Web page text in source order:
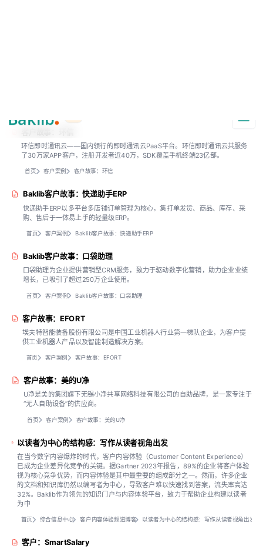
环信即时通讯云——国内领行的即时通讯云PaaS平台。环信即时通讯云共服务
了30万家APP客户，注册开发者近40万，SDK覆盖手机终端23亿部。
首页 客户案例 客户故事：环信
Baklib客户故事：快递助手ERP
快递助手ERP以多平台多店铺订单管理为核心，集打单发货、商品、库存、采
购、售后于一体易上手的轻量级ERP。
首页 客户案例 Baklib客户故事：快递助手ERP
Baklib客户故事：口袋助理
口袋助理为企业提供营销型CRM服务，致力于驱动数字化营销，助力企业业绩
增长，已吸引了超过250万企业使用。
首页 客户案例 Baklib客户故事：口袋助理
客户故事：EFORT
埃夫特智能装备股份有限公司是中国工业机器人行业第一梯队企业，为客户提
供工业机器人产品以及智能制造解决方案。
首页 客户案例 客户故事：EFORT
客户故事：美的U净
U净是美的集团旗下无锡小净共享网络科技有限公司的自助品牌，是一家专注于
“无人自助设备”的供应商。
首页 客户案例 客户故事：美的U净
以读者为中心的结构感：写作从读者视角出发
在当今数字内容爆炸的时代，客户内容体验（Customer Content Experience）
已成为企业差异化竞争的关键。据Gartner 2023年报告，89%的企业将客户体验
视为核心竞争优势，而内容体验是其中最重要的组成部分之一。然而，许多企业
的文档和知识库仍然以编写者为中心，导致客户难以快速找到答案，流失率高达
32%。Baklib作为领先的知识门户与内容体验平台，致力于帮助企业构建以读者
为中
首页 综合信息中心 客户内容体验频道博客 以读者为中心的结构感：写作从读者视角出发
客户：SmartSalary